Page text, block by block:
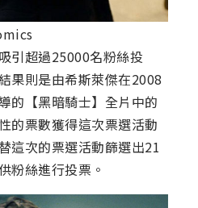
超過25000名粉絲投
果則是由希斯萊傑在2008
的【黑暗騎士】全片中的
的票數獲得這次票選活動
這次的票選活動篩選出21
粉絲進行投票。